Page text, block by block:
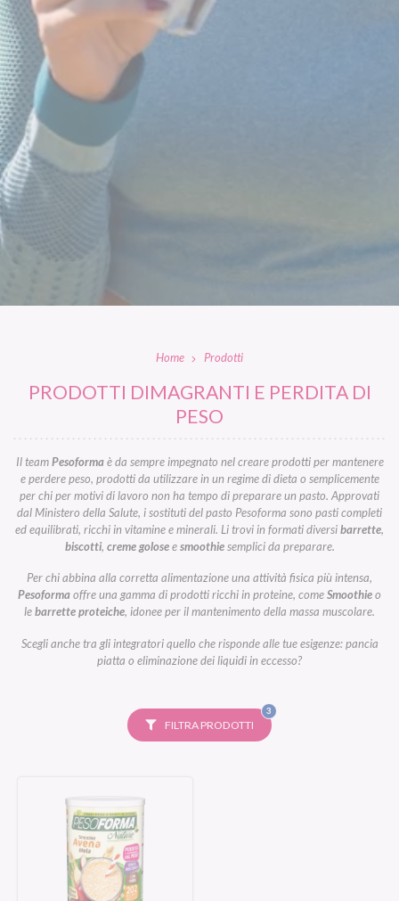
Home Prodotti
PRODOTTI DIMAGRANTI E PERDITA DI
PESO
Il teamPesoformaè da sempre impegnato nel creare prodotti per mantenere
e perdere peso, prodotti da utilizzare in un regime di dieta o semplicemente
per chi per motivi di lavoro non ha tempo di preparare un pasto. Approvati
dal Ministero della Salute, i sostituti del pasto Pesoforma sono pasti completi
ed equilibrati, ricchi in vitamine e minerali. Li trovi in formati diversibarrette,
biscotti, creme goloseesmoothiesemplici da preparare.
Per chi abbina alla corretta alimentazione una attività fisica più intensa,
Pesoformaoffre una gamma di prodotti ricchi in proteine, comeSmoothieo
lebarrette proteiche, idonee per il mantenimento della massa muscolare.
Scegli anche tra gli integratori quello che risponde alle tue esigenze: pancia
piatta o eliminazione dei liquidi in eccesso?
FILTRA PRODOTTI
3FILTRI
SELEZIONATI